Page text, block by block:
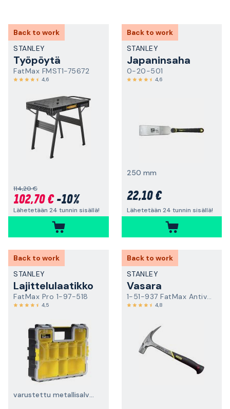
Back to work
STANLEY
Työpöytä
FatMax FMST1-75672
4,6
114,20 €
102,70 €-10%
Lähetetään 24 tunnin sisällä!
Back to work
STANLEY
Japaninsaha
0-20-501
4,6
250 mm
22,10 €
Lähetetään 24 tunnin sisällä!
Back to work
STANLEY
Lajittelulaatikko
FatMax Pro 1-97-518
4,5
varustettu metallisalvoilla
Back to work
STANLEY
Vasara
1-51-937 FatMax Antivibe
4,8